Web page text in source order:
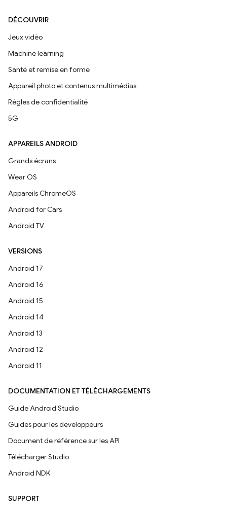
DÉCOUVRIR
Jeux vidéo
Machine learning
Santé et remise en forme
Appareil photo et contenus multimédias
Règles de confidentialité
5G
APPAREILS ANDROID
Grands écrans
Wear OS
Appareils ChromeOS
Android for Cars
Android TV
VERSIONS
Android 17
Android 16
Android 15
Android 14
Android 13
Android 12
Android 11
DOCUMENTATION ET TÉLÉCHARGEMENTS
Guide Android Studio
Guides pour les développeurs
Document de référence sur les API
Télécharger Studio
Android NDK
SUPPORT